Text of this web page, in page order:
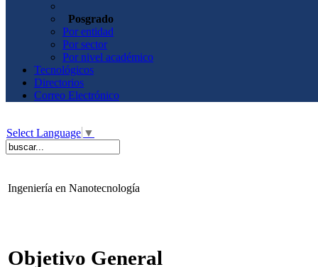
Posgrado
Por entidad
Por sector
Por nivel académico
Tecnológicos
Directorios
Correo Electrónico
Select Language ▼
Ingeniería en Nanotecnología
Objetivo General